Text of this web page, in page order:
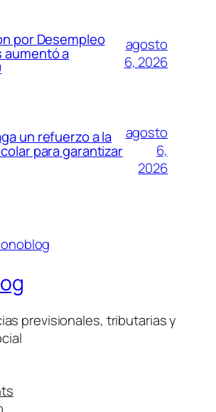
por Desempleo
aumentó a
agosto
6, 2026
un refuerzo a la
para garantizar
agosto
6,
2026
previsionales, tributarias y